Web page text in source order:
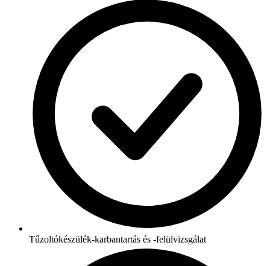
Tűzoltókészülék-karbantartás és -felülvizsgálat